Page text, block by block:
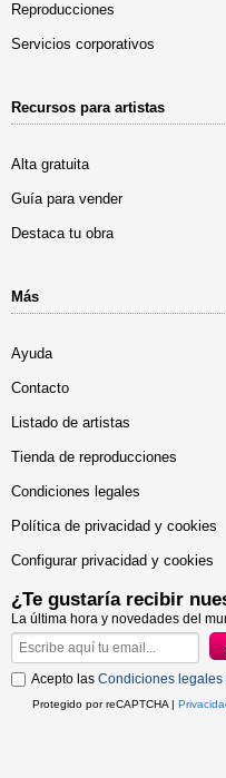
Reproducciones
Servicios corporativos
Recursos para artistas
Alta gratuita
Guía para vender
Destaca tu obra
Más
Ayuda
Contacto
Listado de artistas
Tienda de reproducciones
Condiciones legales
Política de privacidad y cookies
Configurar privacidad y cookies
¿Te gustaría recibir
La última hora y novedades del
Acepto las Condiciones legales
Protegido por reCAPTCHA |